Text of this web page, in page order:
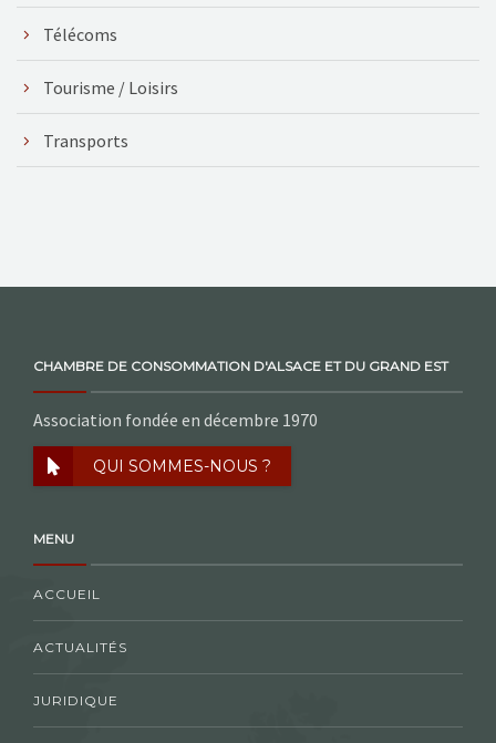
Télécoms
Tourisme / Loisirs
Transports
CHAMBRE DE CONSOMMATION D'ALSACE ET DU GRAND EST
Association fondée en décembre 1970
QUI SOMMES-NOUS ?
MENU
ACCUEIL
ACTUALITÉS
JURIDIQUE